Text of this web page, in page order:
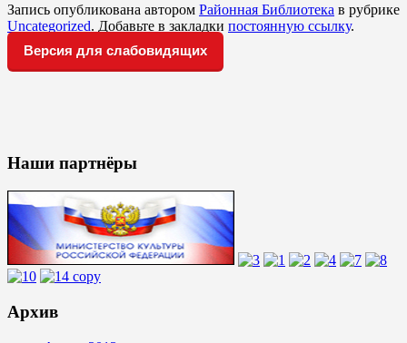
Запись опубликована автором Районная Библиотека в рубрике
Uncategorized. Добавьте в закладки постоянную ссылку.
Версия для слабовидящих
Наши партнёры
Архив